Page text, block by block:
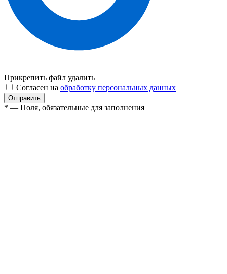
Прикрепить файл удалить
Согласен на обработку персональных данных
* — Поля, обязательные для заполнения